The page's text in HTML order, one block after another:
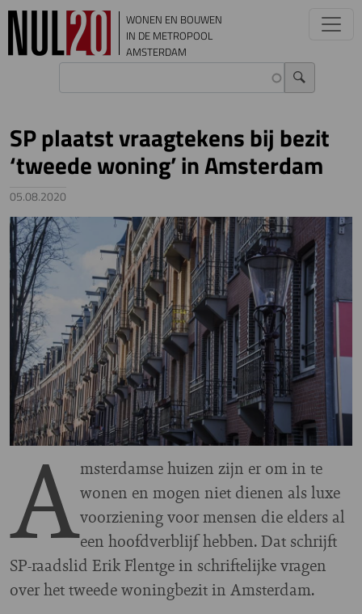
Overslaan en naar de inhoud gaan
WONEN EN BOUWEN
IN DE METROPOOL
AMSTERDAM
SP plaatst vraagtekens bij bezit
‘tweede woning’ in Amsterdam
05.08.2020
Image
Amsterdamse huizen zijn er om in te
wonen en mogen niet dienen als luxe
voorziening voor mensen die elders al
een hoofdverblijf hebben. Dat schrijft
SP-raadslid Erik Flentge in schriftelijke vragen
over het tweede woningbezit in Amsterdam.